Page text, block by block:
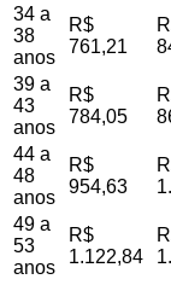
34 a
38
anos
R$
761,21
39 a
43
anos
R$
784,05
44 a
48
anos
R$
954,63
49 a
53
anos
R$
1.122,84